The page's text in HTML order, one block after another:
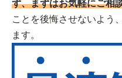
ず、まずはお気軽にご相
ことを後悔させないよう
ます。